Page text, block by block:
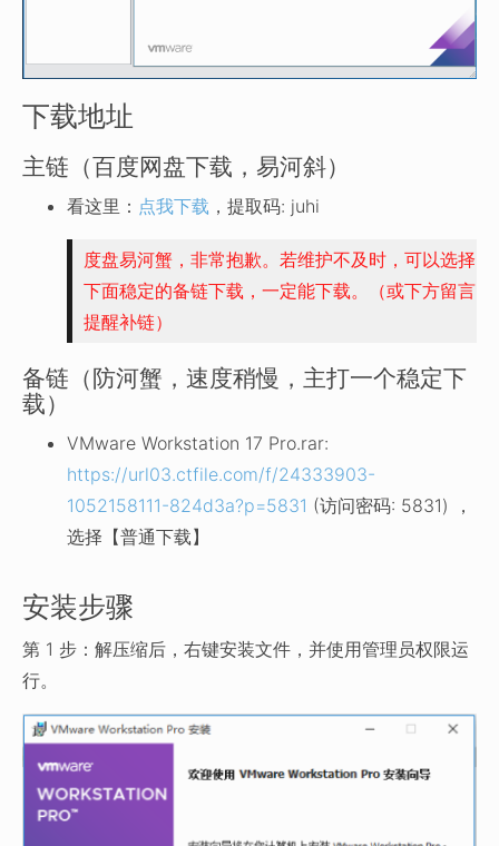
下载地址
主链（百度网盘下载，易河斜）
看这里： 点我下载 ，提取码: juhi
度盘易河蟹，非常抱歉。若维护不及时，可以选择
下面稳定的备链下载，一定能下载。（或下方留言
提醒补链）
备链（防河蟹，速度稍慢，主打一个稳定下
载）
VMware Workstation 17 Pro.rar:
https://url03.ctfile.com/f/24333903-
1052158111-824d3a?p=5831 (访问密码: 5831) ，
选择【普通下载】
安装步骤
第 1 步：解压缩后，右键安装文件，并使用管理员权限运
行。